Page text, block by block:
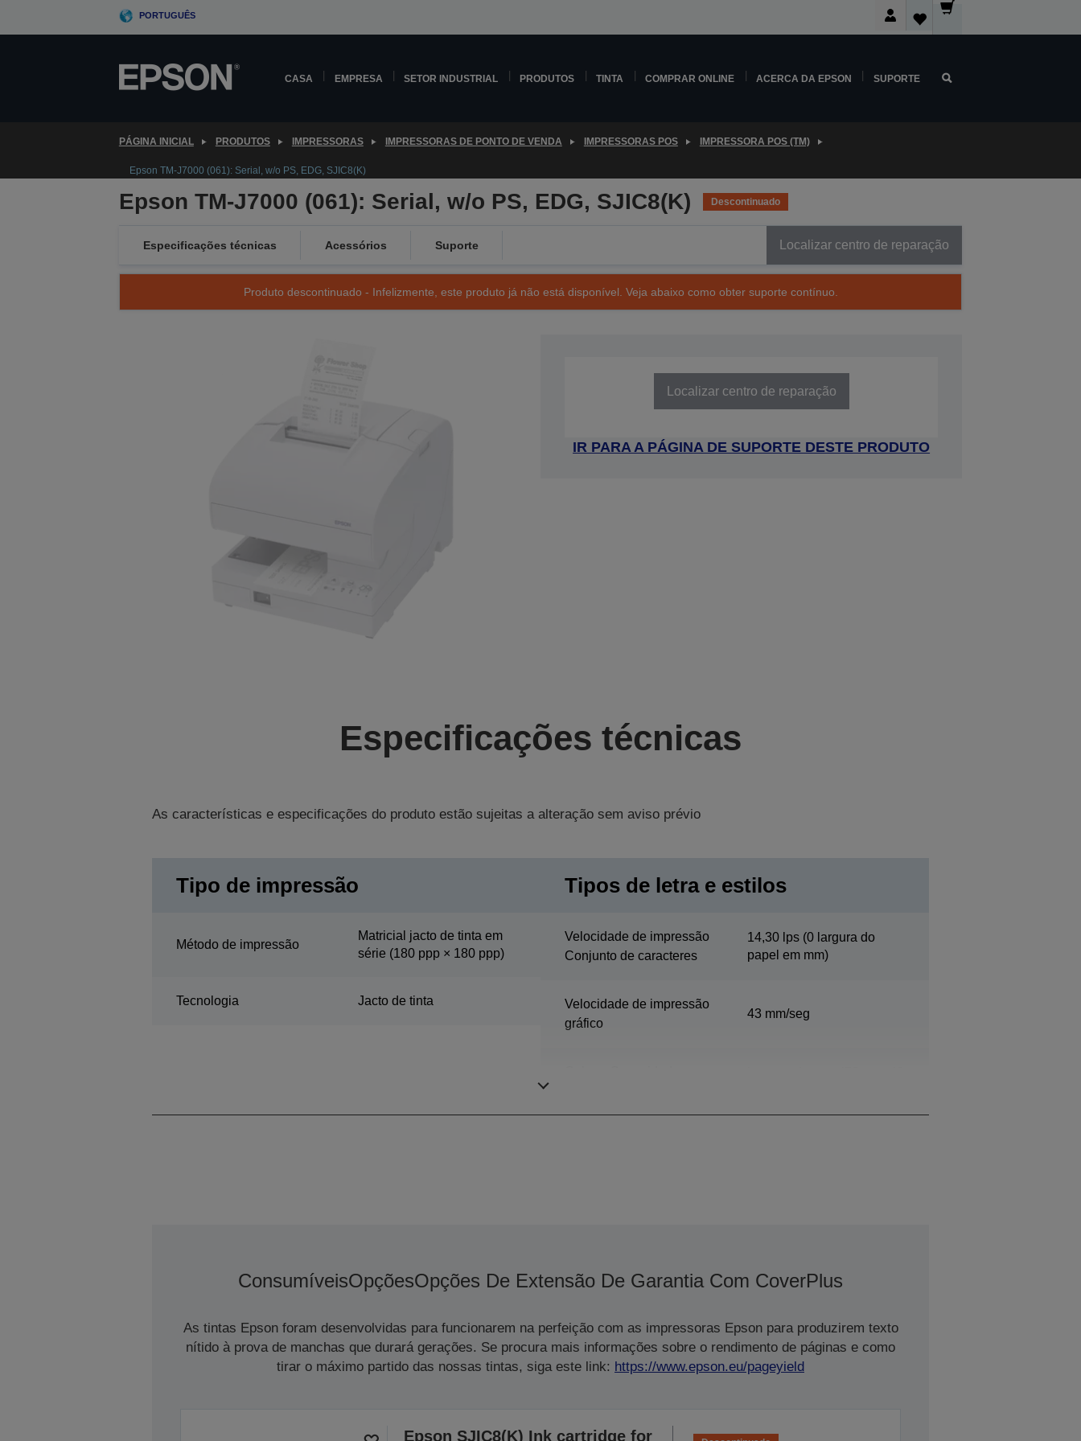
PORTUGUÊS
CASA EMPRESA SETOR INDUSTRIAL PRODUTOS TINTA COMPRAR ONLINE ACERCA DA EPSON SUPORTE
PÁGINA INICIAL PRODUTOS IMPRESSORAS IMPRESSORAS DE PONTO DE VENDA IMPRESSORAS POS IMPRESSORA POS (TM)
Epson TM-J7000 (061): Serial, w/o PS, EDG, SJIC8(K)
Epson TM-J7000 (061): Serial, w/o PS, EDG, SJIC8(K) Descontinuado
Especificações técnicas Acessórios Suporte Localizar centro de reparação
Produto descontinuado - Infelizmente, este produto já não está disponível. Veja abaixo como obter suporte contínuo.
Localizar centro de reparação
IR PARA A PÁGINA DE SUPORTE DESTE PRODUTO
Especificações técnicas
As características e especificações do produto estão sujeitas a alteração sem aviso prévio
Tipo de impressão
Método de impressão
Matricial jacto de tinta em
série (180 ppp × 180 ppp)
Tecnologia Jacto de tinta
Tipos de letra e estilos
Velocidade de impressão
Conjunto de caracteres
14,30 lps (0 largura do
papel em mm)
Velocidade de impressão
gráfico
43 mm/seg
ConsumíveisOpçõesOpções De Extensão De Garantia Com CoverPlus
As tintas Epson foram desenvolvidas para funcionarem na perfeição com as impressoras Epson para produzirem texto
nítido à prova de manchas que durará gerações. Se procura mais informações sobre o rendimento de páginas e como
tirar o máximo partido das nossas tintas, siga este link: https://www.epson.eu/pageyield
Epson SJIC8(K) Ink cartridge for